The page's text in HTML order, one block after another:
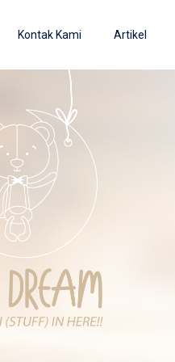
Kontak Kami Artikel